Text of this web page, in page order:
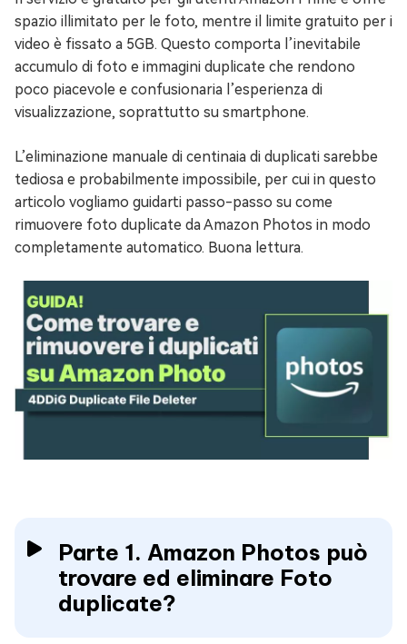
spazio illimitato per le foto, mentre il limite gratuito per i
video è fissato a 5GB. Questo comporta l’inevitabile
accumulo di foto e immagini duplicate che rendono
poco piacevole e confusionaria l’esperienza di
visualizzazione, soprattutto su smartphone.
L’eliminazione manuale di centinaia di duplicati sarebbe
tediosa e probabilmente impossibile, per cui in questo
articolo vogliamo guidarti passo-passo su come
rimuovere foto duplicate da Amazon Photos in modo
completamente automatico. Buona lettura.
Parte 1. Amazon Photos può
trovare ed eliminare Foto
duplicate?